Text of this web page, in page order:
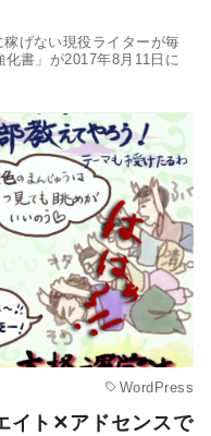
げない現役ライターが毎
書」が2017年8月11日に
WordPress
イト✕アドセンスで